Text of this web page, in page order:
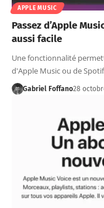
APPLE MUSIC
Passez d’Apple
aussi facile
Une fonctionnalité
d'Apple Music ou de
Gabriel Foffano28